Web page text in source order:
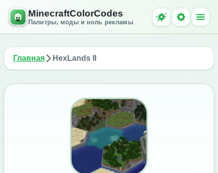
MinecraftColorCodes
Палитры, моды и ноль рекламы
Главная HexLands II